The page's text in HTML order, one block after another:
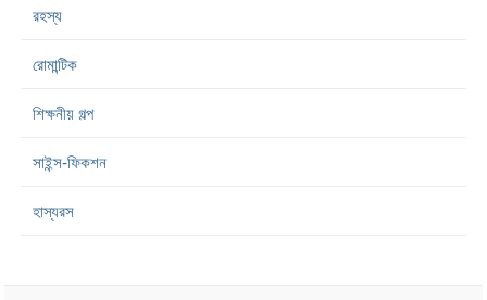
রহস্য
রোমান্টিক
শিক্ষনীয় গল্প
সাইন্স-ফিকশন
হাস্যরস